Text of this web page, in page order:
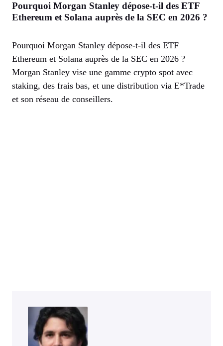
Pourquoi Morgan Stanley dépose-t-il des ETF
Ethereum et Solana auprès de la SEC en 2026 ?
Pourquoi Morgan Stanley dépose-t-il des ETF
Ethereum et Solana auprès de la SEC en 2026 ?
Morgan Stanley vise une gamme crypto spot avec
staking, des frais bas, et une distribution via E*Trade
et son réseau de conseillers.